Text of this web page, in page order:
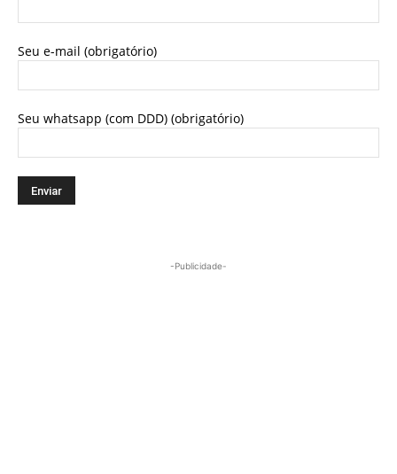
Seu e-mail (obrigatório)
Seu whatsapp (com DDD) (obrigatório)
-Publicidade-